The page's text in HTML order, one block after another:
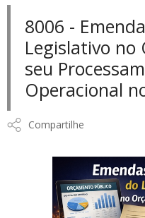
8006 -
Legislativo no
seu
Operacional
Compartilhe